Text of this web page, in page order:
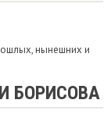
нынешних и
БОРИСОВА